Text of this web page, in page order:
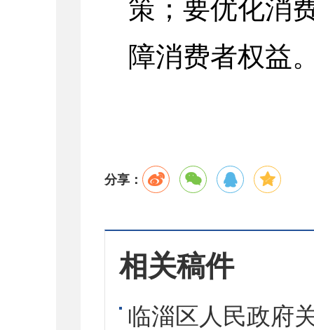
策；要优化消
障消费者权益
分享：
相关稿件
临淄区人民政府